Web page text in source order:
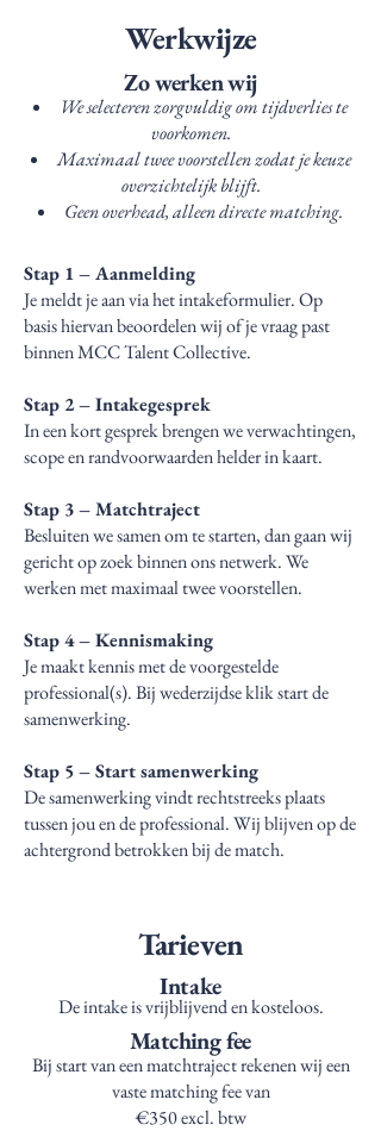
Werkwijze
Zo werken wij
We selecteren zorgvuldig om tijdverlies te
voorkomen.
Maximaal twee voorstellen zodat je keuze
overzichtelijk blijft.
Geen overhead, alleen directe matching.
Stap 1 – Aanmelding
Je meldt je aan via het intakeformulier. Op
basis hiervan beoordelen wij of je vraag past
binnen MCC Talent Collective.
Stap 2 – Intakegesprek
In een kort gesprek brengen we verwachtingen,
scope en randvoorwaarden helder in kaart.
Stap 3 – Matchtraject
Besluiten we samen om te starten, dan gaan wij
gericht op zoek binnen ons netwerk. We
werken met maximaal twee voorstellen.
Stap 4 – Kennismaking
Je maakt kennis met de voorgestelde
professional(s). Bij wederzijdse klik start de
samenwerking.
Stap 5 – Start samenwerking
De samenwerking vindt rechtstreeks plaats
tussen jou en de professional. Wij blijven op de
achtergrond betrokken bij de match.
Tarieven
Intake
De intake is vrijblijvend en kosteloos.
Matching fee
Bij start van een matchtraject rekenen wij een
vaste matching fee van
€350 excl. btw